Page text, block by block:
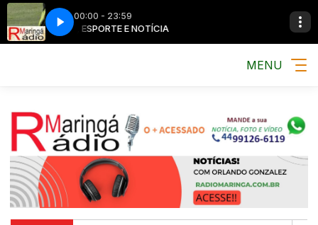
00:00 - 23:59
MÚSICA, ESPORTE E NOTÍCIA MÚSICA,
MÚSICA, ESPORTE E NOTÍCIA MÚSICA,
MENU